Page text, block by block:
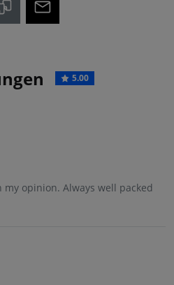
5.00
opinion. Always well packed